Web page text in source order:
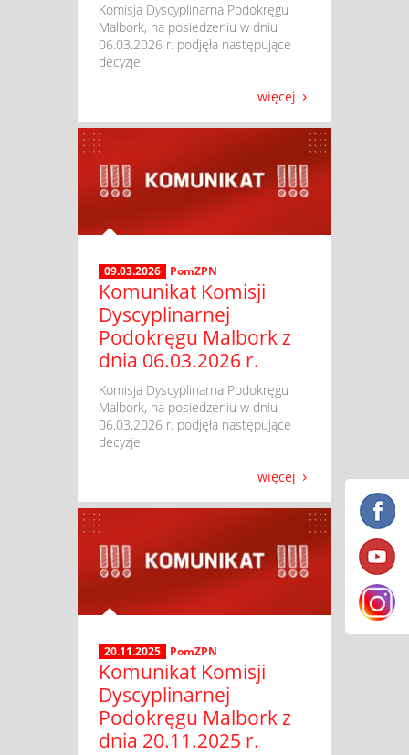
​ Komisja Dyscyplinarna Podokręgu
Malbork, na posiedzeniu w dniu
06.03.2026 r. podjęła następujące
decyzje:
więcej
09.03.2026 PomZPN
Komunikat Komisji
Dyscyplinarnej
Podokręgu Malbork z
dnia 06.03.2026 r.
​ Komisja Dyscyplinarna Podokręgu
Malbork, na posiedzeniu w dniu
06.03.2026 r. podjęła następujące
decyzje:
więcej
20.11.2025 PomZPN
Komunikat Komisji
Dyscyplinarnej
Podokręgu Malbork z
dnia 20.11.2025 r.